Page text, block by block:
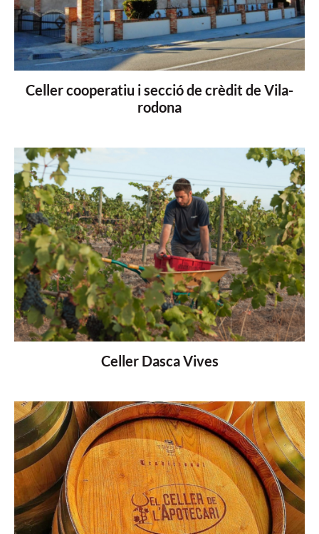
Celler cooperatiu i secció de crèdit de Vila-
rodona
Celler Dasca Vives